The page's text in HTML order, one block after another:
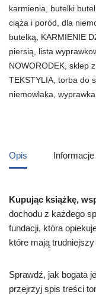
karmienia, butelki
ciąża i poród , dla
butelką, KARMIENIE
piersią, lista
NOWORODEK, sklep
TEKSTYLIA, torba do
niemowlaka,
Opis
Kupując książkę,
dochodu z każdego
fundacji, która
które mają
Sprawdź, jak bogata
przejrzyj spis treści